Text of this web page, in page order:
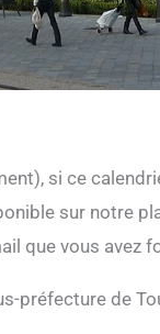
si ce
sur notre
que vous avez
préfecture de